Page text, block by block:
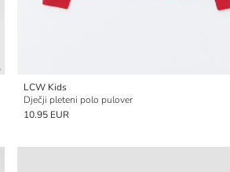
LCW Kids
Dječji pleteni polo pulover
10.95 EUR